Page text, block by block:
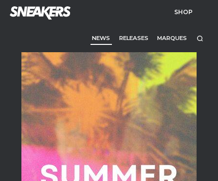
SHOP
NEWS RELEASES MARQUES